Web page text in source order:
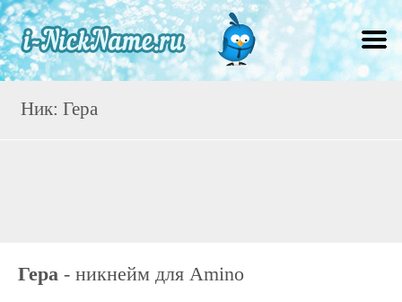
Ник: Гера
Гера - никнейм для Amino